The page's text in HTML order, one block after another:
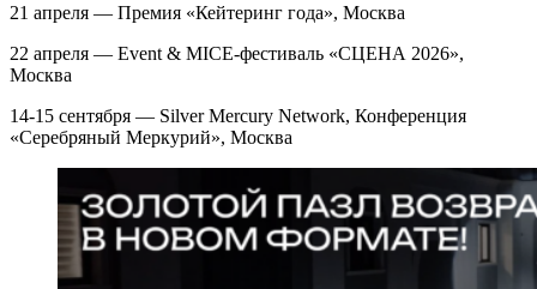
21 апреля — Премия «Кейтеринг года», Москва
22 апреля — Event & MICE-фестиваль «СЦЕНА 2026»,
Москва
14-15 сентября — Silver Mercury Network, Конференция
«Серебряный Меркурий», Москва